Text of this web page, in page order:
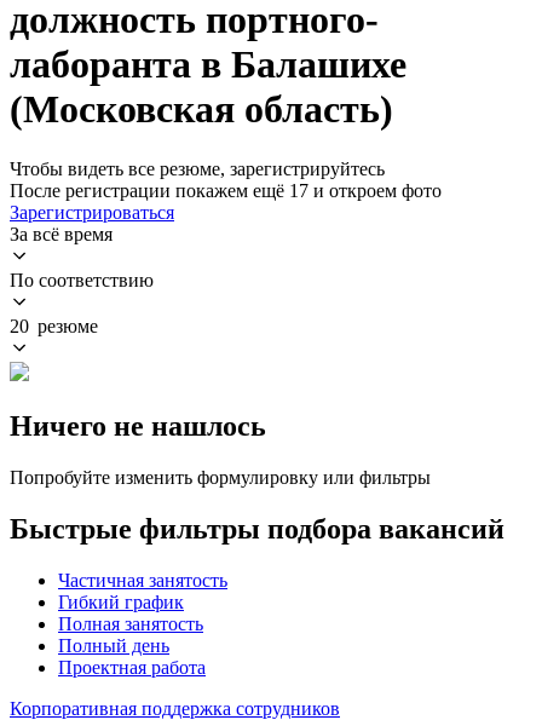
должность портного-
лаборанта в Балашихе
(Московская область)
Чтобы видеть все резюме, зарегистрируйтесь
После регистрации покажем ещё 17 и откроем фото
Зарегистрироваться
За всё время
По соответствию
20 резюме
Ничего не нашлось
Попробуйте изменить формулировку или фильтры
Быстрые фильтры подбора вакансий
Частичная занятость
Гибкий график
Полная занятость
Полный день
Проектная работа
Корпоративная поддержка сотрудников